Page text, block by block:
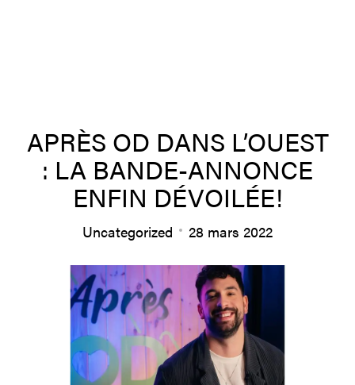
À propos
Équipe
Productions
Actualités
Contact
APRÈS OD DANS L’OUEST
: LA BANDE-ANNONCE
ENFIN DÉVOILÉE!
Uncategorized 28 mars 2022